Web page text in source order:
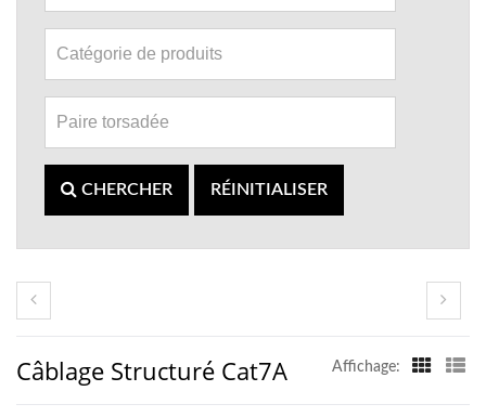
CHERCHER RÉINITIALISER
Câblage Structuré Cat7A Affichage: